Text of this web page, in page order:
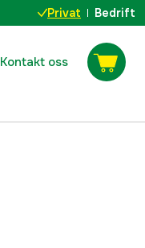
Privat Bedrift
Kontakt oss